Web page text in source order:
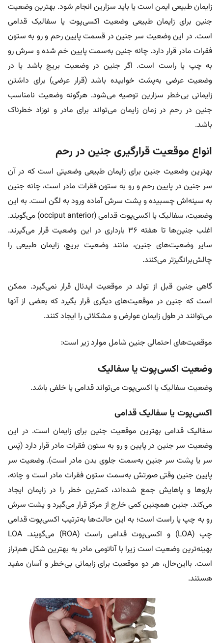
زایمان طبیعی ایمن است یا باید سزارین انجام شود. بهترین وضعیت
جنین برای زایمان طبیعی وضعیت اکسی‌پوت یا سفالیک قدامی
است. در این وضعیت سر جنین در قسمت پایین رحم و رو به ستون
فقرات مادر قرار دارد. چانه جنین به‌سمت پایین خم شده و سرش رو
به چپ یا راست است. اگر جنین در وضعیت بریچ باشد یا در
وضعیت عرضی به‌پشت خوابیده باشد (قرار عرضی) برای داشتن
زایمانی بی‌خطر سزارین توصیه می‌شود. هرگونه وضعیت نامناسب
جنین در رحم در زمان زایمان می‌تواند برای مادر و نوزاد خطرناک
باشد.
انواع موقعیت قرارگیری جنین در رحم
بهترین وضعیت جنین برای زایمان طبیعی وضعیتی است که در آن
سر جنین در پایین رحم و رو به ستون فقرات مادر است، چانه جنین
به سینه‌اش چسبیده و پشت سرش آماده ورود به لگن است. به این
وضعیت، سفالیک یا اکسی‌پوت قدامی (occiput anterior) می‌گویند.
اغلب جنین‌ها تا هفته ۳۶ بارداری در این وضعیت قرار می‌گیرند.
سایر وضعیت‌های جنین، مانند وضعیت بریچ، زایمان طبیعی را
چالش‌برانگیزتر می‌کنند.
گاهی جنین قبل از تولد در موقعیت ایدئال قرار نمی‌گیرد. ممکن
است که جنین در موقعیت‌های دیگری قرار بگیرد که بعضی از آنها
می‌توانند در طول زایمان عوارض و مشکلاتی را ایجاد کنند.
موقعیت‌های احتمالی جنین شامل موارد زیر است:
وضعیت اکسی‌پوت یا سفالیک
وضعیت سفالیک یا اکسی‌پوت می‌تواند قدامی یا خلفی باشد.
اکسی‌پوت یا سفالیک قدامی
سفالیک قدامی بهترین موقعیت جنین برای زایمان است. در این
وضعیت سر جنین در پایین و رو به ستون فقرات مادر قرار دارد (پَس
سر یا پشت سر جنین به‌سمت جلوی بدن مادر است). وضعیت سر
پایین جنین وقتی صورتش به‌سمت ستون فقرات مادر است و چانه،
بازوها و پاهایش جمع شده‌اند، کمترین خطر را در زایمان ایجاد
می‌کند. جنین همچنین کمی خارج از مرکز قرار می‌گیرد و پشت سرش
رو به چپ یا راست است؛ به این حالت‌ها به‌ترتیب اکسی‌پوت قدامی
چپ (LOA) و اکسی‌پوت قدامی راست (ROA) می‌گویند. LOA
بهینه‌ترین وضعیت است زیرا با آناتومی مادر به بهترین شکل هم‌تراز
است. بااین‌حال، هر دو موقعیت برای زایمانی بی‌خطر و آسان مفید
هستند.